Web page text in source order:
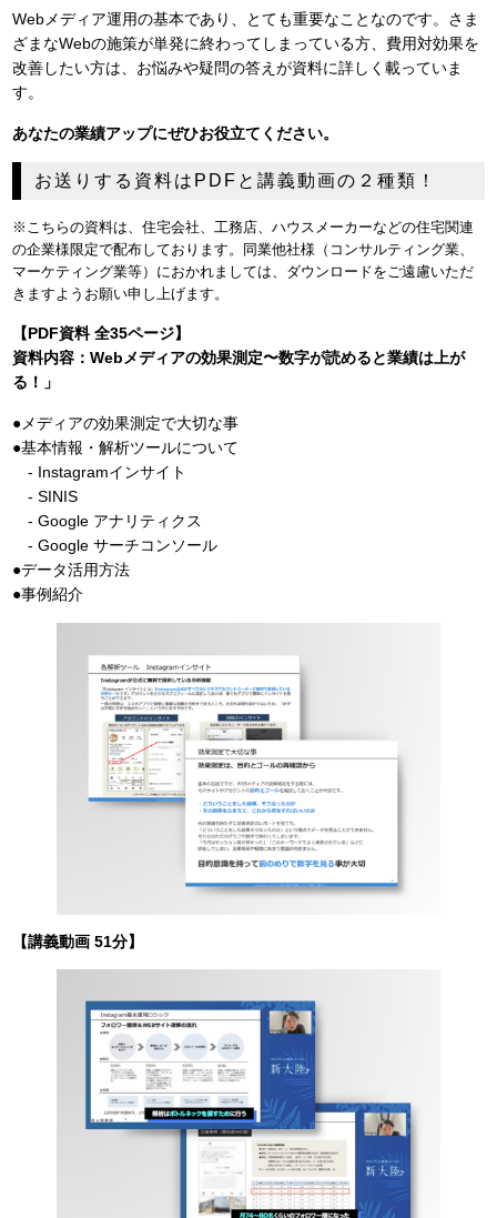
Webメディア運用の基本であり、とても重要なことなのです。さま
ざまなWebの施策が単発に終わってしまっている方、費用対効果を
改善したい方は、お悩みや疑問の答えが資料に詳しく載っていま
す。
あなたの業績アップにぜひお役立てください。
お送りする資料はPDFと講義動画の２種類！
※こちらの資料は、住宅会社、工務店、ハウスメーカーなどの住宅関連
の企業様限定で配布しております。同業他社様（コンサルティング業、
マーケティング業等）におかれましては、ダウンロードをご遠慮いただ
きますようお願い申し上げます。
【PDF資料 全35ページ】
資料内容：Webメディアの効果測定〜数字が読めると業績は上が
る！」
●メディアの効果測定で⼤切な事
●基本情報・解析ツールについて
- Instagramインサイト
- SINIS
- Google アナリティクス
- Google サーチコンソール
●データ活⽤⽅法
●事例紹介
【講義動画 51分】